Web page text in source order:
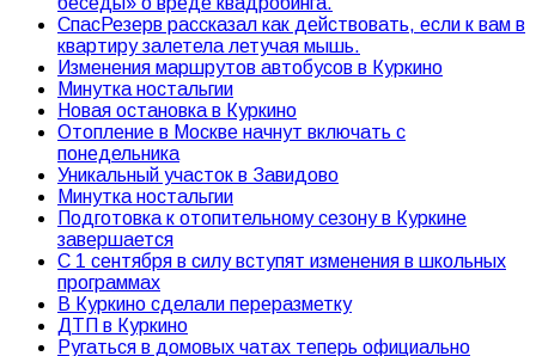
СпасРезерв рассказал как действовать, если к вам в
квартиру залетела летучая мышь.
Изменения маршрутов автобусов в Куркино
Минутка ностальгии
Новая остановка в Куркино
Отопление в Москве начнут включать с
понедельника
Уникальный участок в Завидово
Минутка ностальгии
Подготовка к отопительному сезону в Куркине
завершается
С 1 сентября в силу вступят изменения в школьных
программах
В Куркино сделали переразметку
ДТП в Куркино
Ругаться в домовых чатах теперь официально